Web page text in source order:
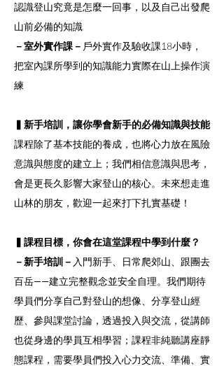
認識登山究竟是怎麼一回事，以及自己出發爬
山前必備的知識
－室外實作課－ 戶外實作及驗收課18小時，
把室內課所學到的知識能力實際在山上操作演
練
▍新手培訓，讓你學會新手的必備知識與技能
課程除了基本技能的養成，也將心力放在風險
意識與態度的建立上；我們相信意識與思考，
會是更長久影響大家登山的核心。未來想走進
山林的朋友，歡迎一起來打下扎實基礎！
▍課程目標，你會在這堂課程中學到什麼？
－新手培訓－ 入門新手、日常爬郊山、跟團去
百岳——建立完整觀念並安全自理。我們期待
學員們分享自己對登山的想像、分享登山經
歷、參與課堂討論，透過投入與交流，從講師
也從身邊的學員互相學習；課程非純聽講座靜
態課程，需要學員們投入心力交流、準備、實